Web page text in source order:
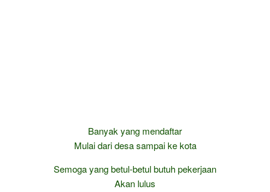
Banyak yang mendaftar
Mulai dari desa sampai ke kota
Semoga yang betul-betul butuh pekerjaan
Akan lulus